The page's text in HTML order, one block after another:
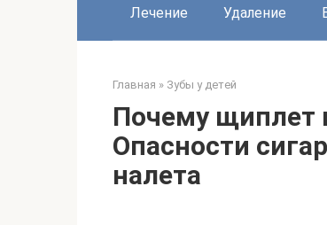
Лечение Удаление
Главная » Зубы у детей
Почему щиплет
Опасности
налета